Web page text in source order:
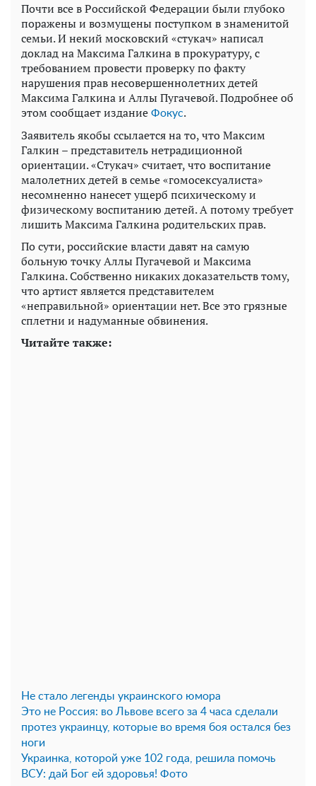
Почти все в Российской Федерации были глубоко
поражены и возмущены поступком в знаменитой
семьи. И некий московский «стукач» написал
доклад на Максима Галкина в прокуратуру, с
требованием провести проверку по факту
нарушения прав несовершеннолетних детей
Максима Галкина и Аллы Пугачевой. Подробнее об
этом сообщает издание Фокус.
Заявитель якобы ссылается на то, что Максим
Галкин – представитель нетрадиционной
ориентации. «Стукач» считает, что воспитание
малолетних детей в семье «гомосексуалиста»
несомненно нанесет ущерб психическому и
физическому воспитанию детей. А потому требует
лишить Максима Галкина родительских прав.
По сути, российские власти давят на самую
больную точку Аллы Пугачевой и Максима
Галкина. Собственно никаких доказательств тому,
что артист является представителем
«неправильной» ориентации нет. Все это грязные
сплетни и надуманные обвинения.
Читайте также:
Не стало легенды украинского юмора
Это не Россия: во Львове всего за 4 часа сделали
протез украинцу, которые во время боя остался без
ноги
Украинка, которой уже 102 года, решила помочь
ВСУ: дай Бог ей здоровья! Фото